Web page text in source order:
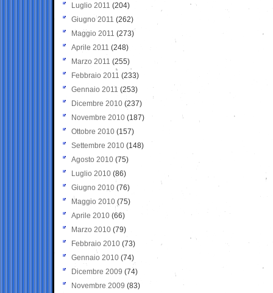
Luglio 2011 (204)
Giugno 2011 (262)
Maggio 2011 (273)
Aprile 2011 (248)
Marzo 2011 (255)
Febbraio 2011 (233)
Gennaio 2011 (253)
Dicembre 2010 (237)
Novembre 2010 (187)
Ottobre 2010 (157)
Settembre 2010 (148)
Agosto 2010 (75)
Luglio 2010 (86)
Giugno 2010 (76)
Maggio 2010 (75)
Aprile 2010 (66)
Marzo 2010 (79)
Febbraio 2010 (73)
Gennaio 2010 (74)
Dicembre 2009 (74)
Novembre 2009 (83)